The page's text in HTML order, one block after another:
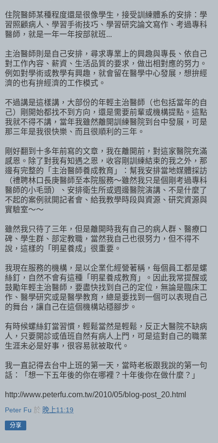
住院醫師某種程度還是很像學生，接受訓練體系的安排：學
習照顧病人、學習手術技巧、學習研究論文寫作、考過專科
醫師，就是一年一年按部就班...
主治醫師則是自己安排，尋求專業上的興趣與專長、依自己
對工作內容、薪資、生活品質的要求，做出相對應的努力。
例如對學術或教學有興趣，就會留在醫學中心發展，想拚經
濟的也有拚經濟的工作模式。
不過講是這樣講，大部份的年輕主治醫師（也包括當年的自
己）剛開始都找不到方向，還是需要前輩或機構提點。這點
我就不得不講，當年我雖然離開訓練醫院到台中發展，可是
那三年是我很快樂、而且很順利的三年。
剛好翻到十多年前寫的文章，我在離開前，對這家醫院充滿
感恩。除了對我有知遇之恩，收容剛訓練結束的我之外，那
邊有完整的「主治醫師養成教育」：幫我安排當地媒體採訪
（禮聘林口長庚醫師至本院服務～雖然我只是個剛考過專科
醫師的小毛頭）、安排衛生所或週邊醫院演講、不是什麼了
不起的案例就開記者會、給我教學時段與資源、研究資源與
實驗室～～
雖然我只待了三年，但是離開時我有自己的病人群、醫療口
碑、學生群、部定教職，當然我自己也很努力，但不得不
說，這樣的「明星養成」很重要。
我現在服務的機構，是以企業化經營著稱，每個員工都是螺
絲釘，自然不會有這種「明星養成教育」。因此我常提醒或
鼓勵年輕主治醫師，要盡快找到自己的定位，無論是臨床工
作、醫學研究或是醫學教育，總是要找到一個可以表現自己
的舞台，讓自己在這個機構站穩腳步。
有時候螺絲釘當習慣，輕鬆當然是輕鬆，反正大醫院不缺病
人，只要開診或值班自然有病人上門，可是這對自己的職業
生涯未必是好事，很容易就被取代。
我一直記得去台中上班的第一天，當時老板跟我說的第一句
話：「想一下五年後的你在哪裡？十年後你在做什麼？」
http://www.peterfu.com.tw/2010/05/blog-post_20.html
Peter Fu 於 晚上11:19
分享